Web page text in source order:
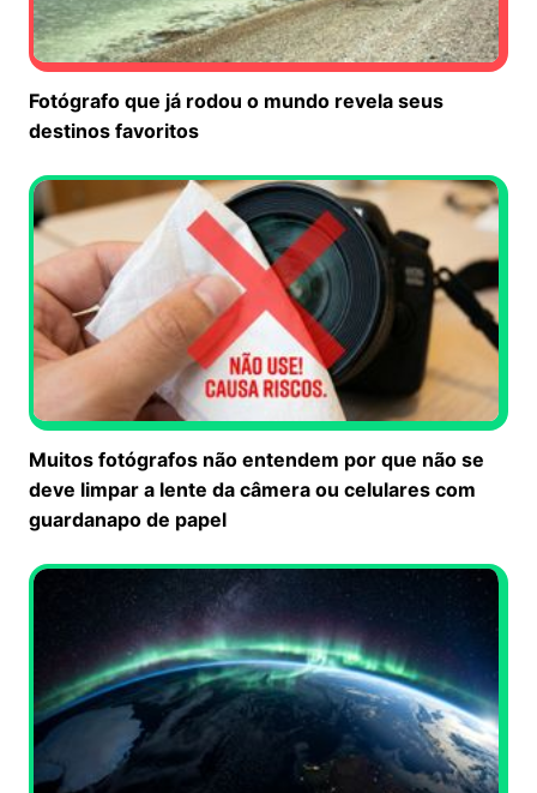
Fotógrafo que já rodou o mundo revela seus
destinos favoritos
Muitos fotógrafos não entendem por que não se
deve limpar a lente da câmera ou celulares com
guardanapo de papel